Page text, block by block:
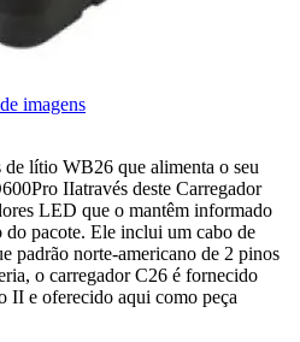
imagens
de lítio WB26 que alimenta o seu
IIatravés deste Carregador
LED que o mantêm informado
do pacote. Ele inclui um cabo de
padrão norte-americano de 2 pinos
o carregador C26 é fornecido
e oferecido aqui como peça